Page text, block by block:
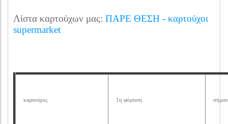
Λίστα καρτούχων μας: ΠΑΡΕ ΘΕΣΗ - καρτούχοι
supermarket
καρτούχος 1η φόρτιση